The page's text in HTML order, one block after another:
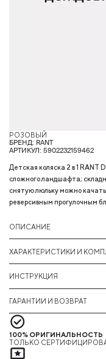
РОЗОВЫЙ
БРЕНД: RANT
АРТИКУЛ: 5902232159462
Детская коляска 2 в 1 RANT
сложного ландшафта;
снятую люльку можно
реверсивным прогулочным
ОПИСАНИЕ
ХАРАКТЕРИСТИКИ И
ИНСТРУКЦИЯ
ГАРАНТИИ И ВОЗВРАТ
100% ОРИГИНАЛЬНОСТЬ
ТОЛЬКО